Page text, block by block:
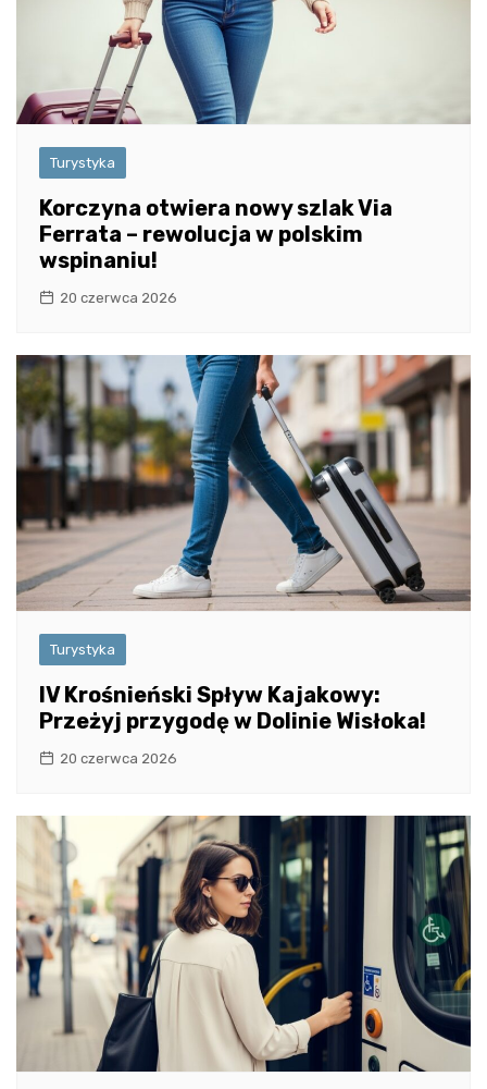
Turystyka
Korczyna otwiera nowy szlak Via
Ferrata – rewolucja w polskim
wspinaniu!
20 czerwca 2026
Turystyka
IV Krośnieński Spływ Kajakowy:
Przeżyj przygodę w Dolinie Wisłoka!
20 czerwca 2026